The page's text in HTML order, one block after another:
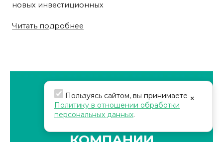
новых инвестиционных
Читать подробнее
ЗАКАЗАТЬ ОБЗОР
×
Пользуясь сайтом, вы принимаете
Политику в отношении обработки
персональных данных.